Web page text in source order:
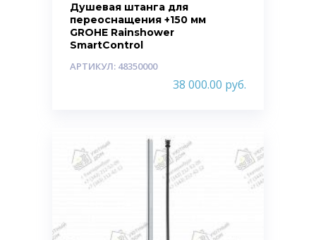
Душевая штанга для
переоснащения +150 мм
GROHE Rainshower
SmartControl
АРТИКУЛ: 48350000
38 000.00 руб.